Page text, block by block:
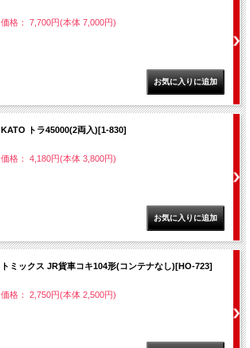
価格： 7,700円(本体 7,000円)
KATO トラ45000(2両入)[1-830]
価格： 4,180円(本体 3,800円)
トミックス JR貨車コキ104形(コンテナなし)[HO-723]
価格： 2,750円(本体 2,500円)